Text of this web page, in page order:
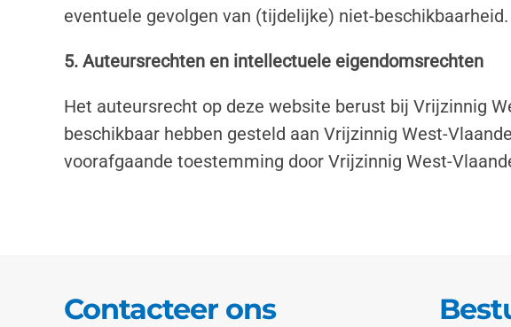
eventuele gevolgen van (tijdelijke) niet-beschikbaarheid.
5. Auteursrechten en intellectuele eigendomsrechten
Het auteursrecht op deze website berust bij Vrijzinnig
beschikbaar hebben gesteld aan Vrijzinnig West-
voorafgaande toestemming door Vrijzinnig West-
Contacteer ons